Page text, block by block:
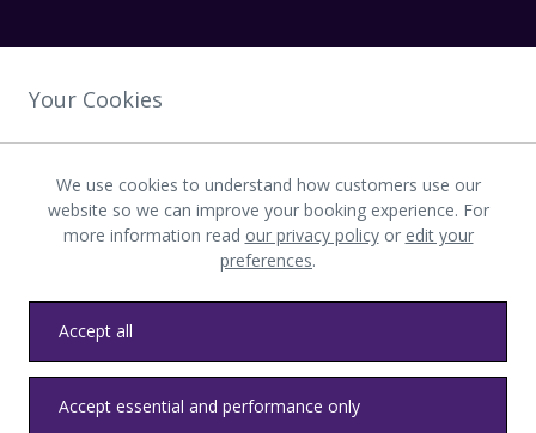
Laden Sie die LHR-App herunter
Datenschutz Allgemeine Geschäftsbedingungen
Your Cookies
We use cookies to understand how customers use our
website so we can improve your booking experience. For
more information read our privacy policyor edit your
preferences.
Accept all
Accept essential and performance only